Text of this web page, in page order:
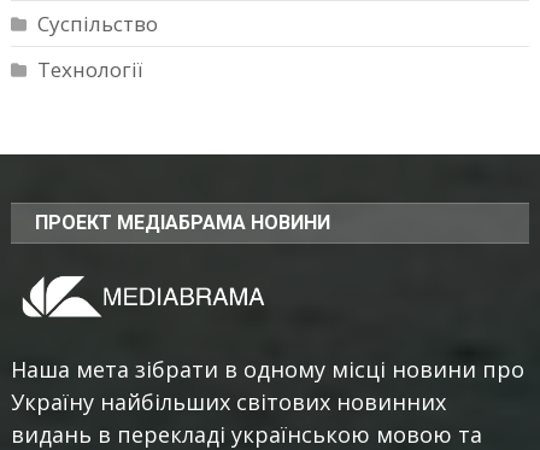
Суспільство
Технології
ПРОЕКТ МЕДІАБРАМА НОВИНИ
Наша мета зібрати в одному місці новини про
Україну найбільших світових новинних
видань в перекладі українською мовою та